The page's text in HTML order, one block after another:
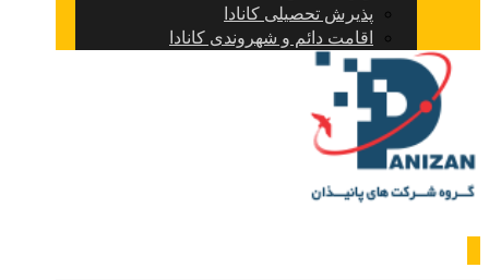
پذیرش تحصیلی کانادا
اقامت دائم و شهروندی کانادا